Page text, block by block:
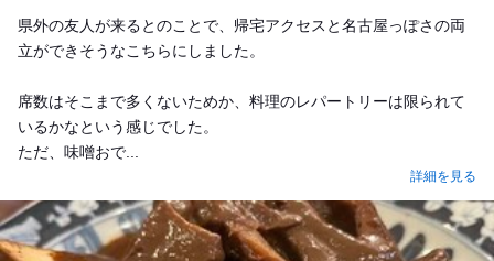
県外の友人が来るとのことで、帰宅アクセスと名古屋っぽさの両
立ができそうなこちらにしました。
席数はそこまで多くないためか、料理のレパートリーは限られて
いるかなという感じでした。
ただ、味噌おで...
詳細を見る